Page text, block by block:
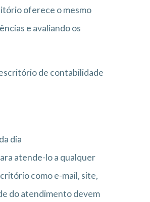
oferece o mesmo
e avaliando os
de contabilidade
dia
atende-lo a qualquer
como e-mail, site,
do atendimento devem